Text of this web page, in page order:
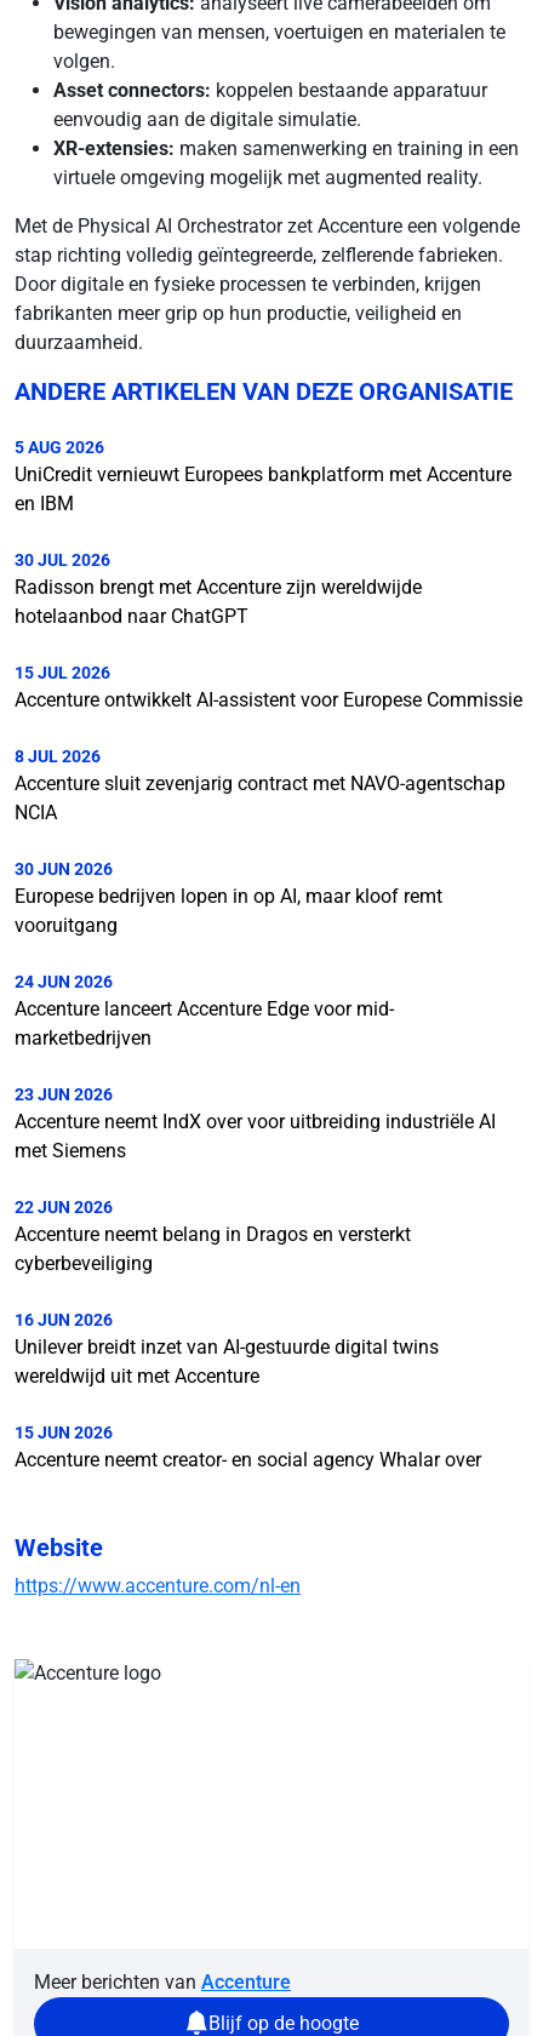
bewegingen van mensen, voertuigen en materialen te
volgen.
Asset connectors: koppelen bestaande apparatuur
eenvoudig aan de digitale simulatie.
XR-extensies: maken samenwerking en training in een
virtuele omgeving mogelijk met augmented reality.
Met de Physical AI Orchestrator zet Accenture een volgende
stap richting volledig geïntegreerde, zelflerende fabrieken.
Door digitale en fysieke processen te verbinden, krijgen
fabrikanten meer grip op hun productie, veiligheid en
duurzaamheid.
ANDERE ARTIKELEN VAN DEZE ORGANISATIE
5 AUG 2026
UniCredit vernieuwt Europees bankplatform met Accenture
en IBM
30 JUL 2026
Radisson brengt met Accenture zijn wereldwijde
hotelaanbod naar ChatGPT
15 JUL 2026
Accenture ontwikkelt AI-assistent voor Europese Commissie
8 JUL 2026
Accenture sluit zevenjarig contract met NAVO-agentschap
NCIA
30 JUN 2026
Europese bedrijven lopen in op AI, maar kloof remt
vooruitgang
24 JUN 2026
Accenture lanceert Accenture Edge voor mid-
marketbedrijven
23 JUN 2026
Accenture neemt IndX over voor uitbreiding industriële AI
met Siemens
22 JUN 2026
Accenture neemt belang in Dragos en versterkt
cyberbeveiliging
16 JUN 2026
Unilever breidt inzet van AI-gestuurde digital twins
wereldwijd uit met Accenture
15 JUN 2026
Accenture neemt creator- en social agency Whalar over
Website
https://www.accenture.com/nl-en
Meer berichten van Accenture
Blijf op de hoogte